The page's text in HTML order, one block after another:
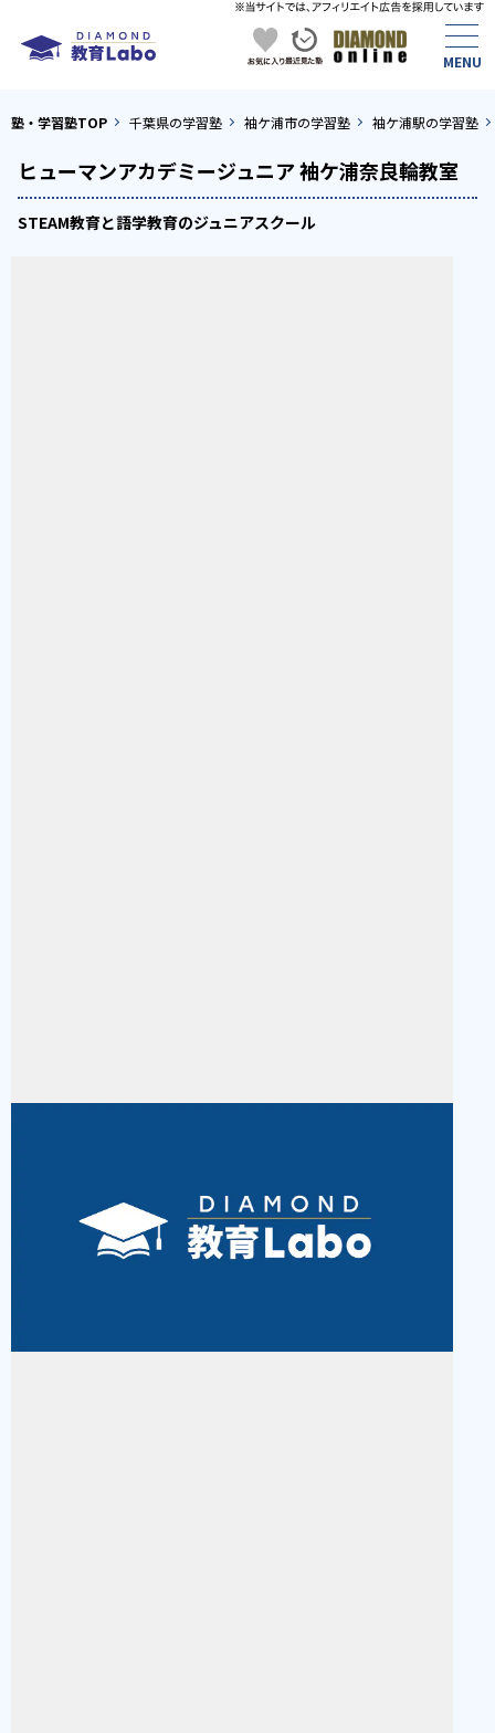
塾・学習塾TOP 千葉県の学習塾 袖ケ浦市の学習塾 袖ケ浦駅の学習塾
ヒューマンアカデミージュニア 袖ケ浦奈良輪教室
STEAM教育と語学教育のジュニアスクール